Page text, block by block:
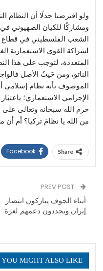
ولو افترضنا جدلًا أن النظام
ومشاركًا للكيان الصهيوني في
الشعب الفلسطيني في قطاع
لشراكة القوى الاستعمارية
المتعددة، لتوجب على هذا
الناتو، ومن حَيثُ الأصل
الموصوف بأنه نظام إسلامي
الإجرامي الاستعماري؛
حرم الله سبحانه وتعالى على
من الله يا نظامَ تركيا؟ أم أن
Share
Facebook
أبناء الجوف يباركون انتصار
إيران ويجددون دعمهم لغزة
YOU MIGHT ALSO LIKE